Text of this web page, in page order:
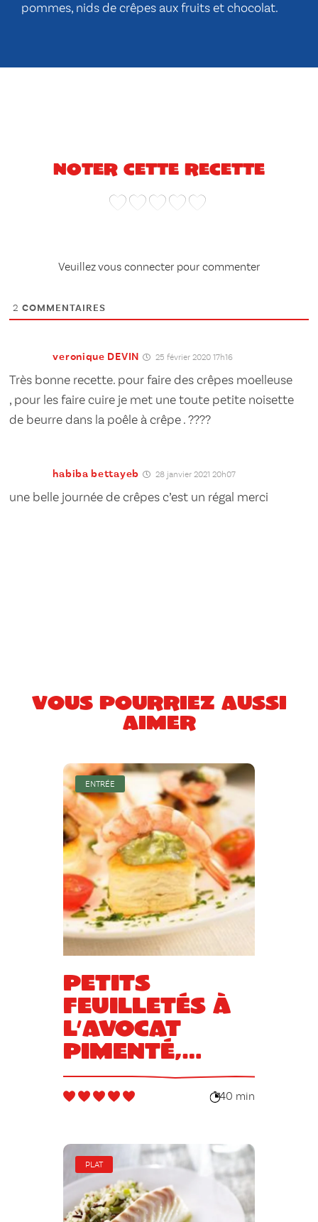
pommes, nids de crêpes aux fruits et chocolat.
Noter cette recette
Veuillez vous connecter pour commenter
2 COMMENTAIRES
veronique DEVIN 25 février 2020 17h16
Très bonne recette. pour faire des crêpes moelleuse
, pour les faire cuire je met une toute petite noisette
de beurre dans la poêle à crêpe . ????
habiba bettayeb 28 janvier 2021 20h07
une belle journée de crêpes c’est un régal merci
Vous pourriez aussi
aimer
ENTRÉE
Petits
feuilletés à
l’avocat
pimenté,
crevettes et
coriandre
40 min
PLAT